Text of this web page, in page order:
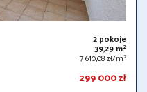
2 pokoje
39,29 m2
7 610,08 zł/m2
299 000 zł